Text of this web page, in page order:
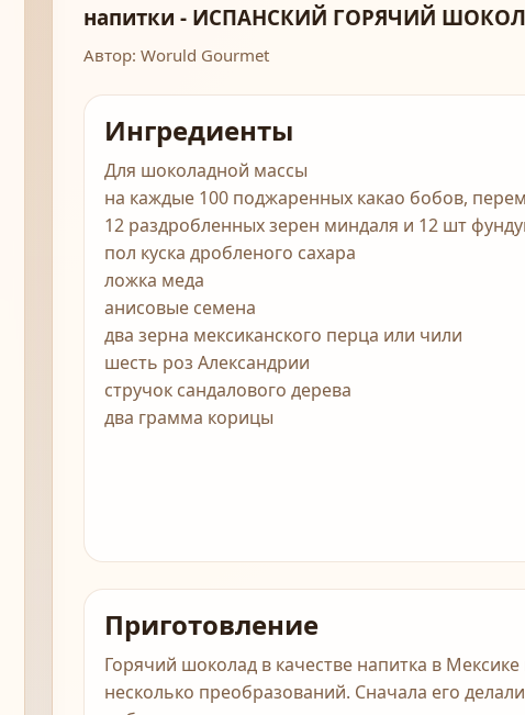
напитки - ИСПАНСКИЙ ГОРЯЧИЙ
Автор: Woruld Gourmet
Ингредиенты
Для шоколадной массы
на каждые 100 поджаренных какао бобов,
12 раздробленных зерен миндаля и 12 шт
пол куска дробленого сахара
ложка меда
анисовые семена
два зерна мексиканского перца или чили
шесть роз Александрии
стручок сандалового дерева
два грамма корицы
Приготовление
Горячий шоколад в качестве напитка в
несколько преобразований. Сначала его